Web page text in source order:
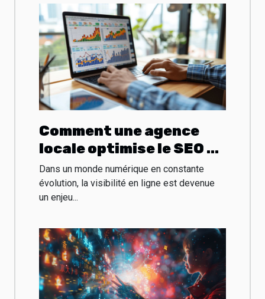
Comment une agence
locale optimise le SEO et
le SEA pour booster
votre business
Dans un monde numérique en constante
évolution, la visibilité en ligne est devenue
un enjeu...